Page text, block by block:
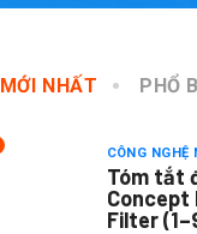
MỚI NHẤT PHỔ
CÔNG NGHỆ
Tóm tắt
Concept
Filter